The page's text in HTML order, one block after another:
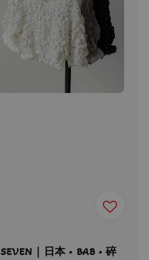
SEVEN｜日本 • BAB • 碎